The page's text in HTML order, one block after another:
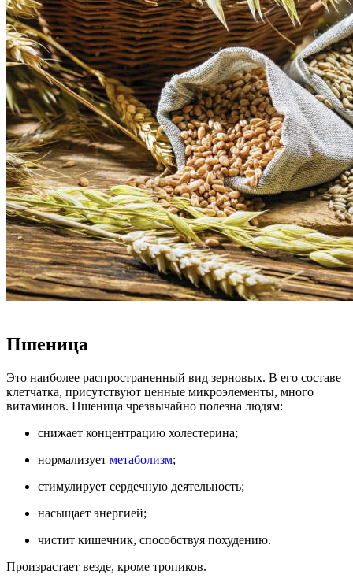
Пшеница
Это наиболее распространенный вид зерновых. В его составе
клетчатка, присутствуют ценные микроэлементы, много
витаминов. Пшеница чрезвычайно полезна людям:
снижает концентрацию холестерина;
нормализует метаболизм;
стимулирует сердечную деятельность;
насыщает энергией;
чистит кишечник, способствуя похудению.
Произрастает везде, кроме тропиков.